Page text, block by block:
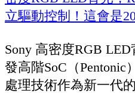
Sony 高密度RGB
發高階SoC（Pentonic
處理技術作為新一代